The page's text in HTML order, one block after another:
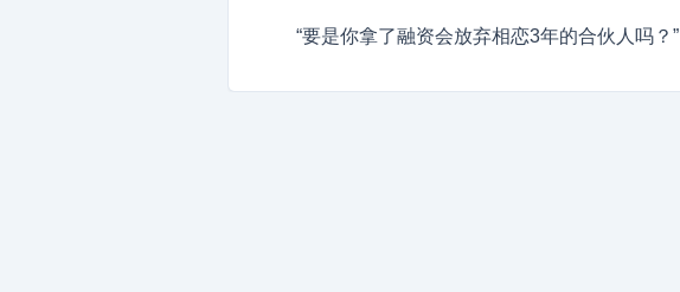
“要是你拿了融资会放弃相恋3年的合伙人吗？”